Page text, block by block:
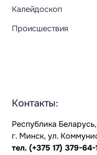
Калейдоскоп
Происшествия
Контакты:
Республика
г. Минск, ул.
тел. (+375 17) 379-64-